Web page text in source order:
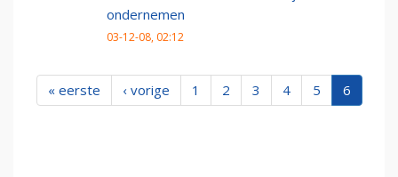
ondernemen
03-12-08, 02:12
« eerste ‹ vorige 1 2 3 4 5 6